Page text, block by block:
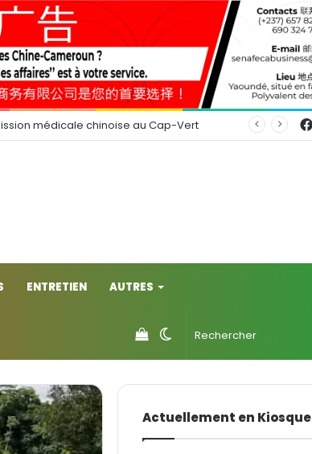
médicale chinoise au Cap-Vert
ENTRETIEN AUTRES
Switch
skin
Voir
votre
Actuellement en Kiosque